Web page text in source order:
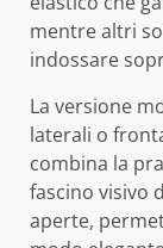
mentre altri
indossare
La versione
laterali o
combina la
fascino visivo
aperte,